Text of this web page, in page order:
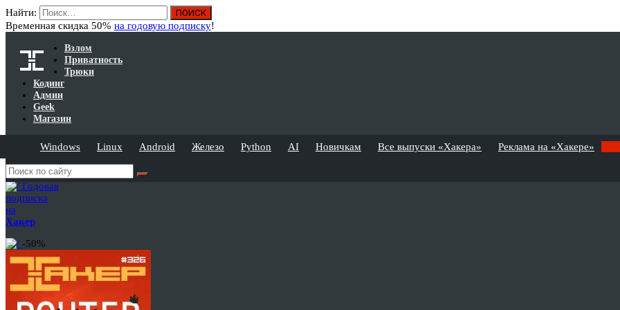
Найти:
Временная скидка 50% на годовую подписку!
Взлом
Приватность
Трюки
Кодинг
Админ
Geek
Магазин
Windows Linux Android Железо Python AI Новичкам Все выпуски «Хакера» Реклама на «Хакере»
Годовая
подписка
на
Хакер
-50%